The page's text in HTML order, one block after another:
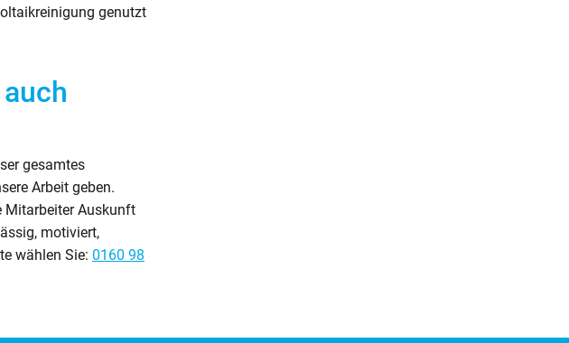
genutzt
gesamtes
Arbeit geben.
Mitarbeiter Auskunft
motiviert,
wählen Sie: 0160 98